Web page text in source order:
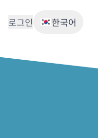
로그인 한국어